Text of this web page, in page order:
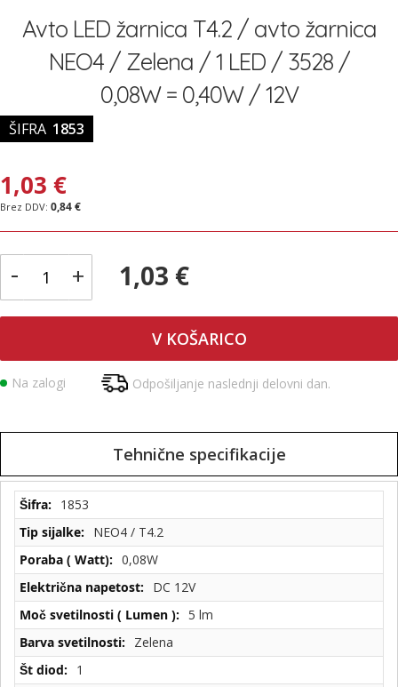
začetekAvto LED žarnica T4.2 / avto žarnica
NEO4 / Zelena / 1 LED / 3528 /
0,08W = 0,40W / 12V
ŠIFRA 1853
1,03 €
0,84 €
- + 1,03 €
V KOŠARICO
Na zalogi Odpošiljanje naslednji delovni dan.
Tehnične specifikacije
Tehnične
specifikacije
1853
NEO4 / T4.2
0,08W
DC 12V
5 lm
Zelena
1